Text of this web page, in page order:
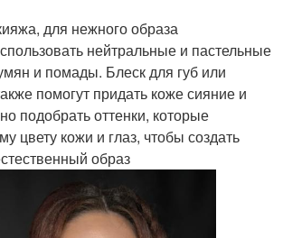
для нежного образа
нейтральные и пастельные
и помады. Блеск для губ или
помогут придать коже сияние и
подобрать оттенки, которые
цвету кожи и глаз, чтобы создать
образ